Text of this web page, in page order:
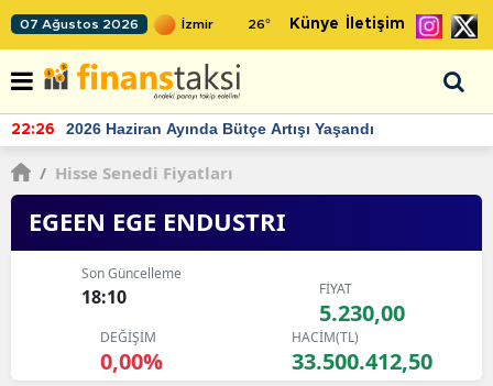
07 Ağustos 2026 26° Künye İletişim
22:24 TCMB'nin rezervlerinde artan momentum devam ediyor
/ Hisse Senedi Fiyatları
EGEEN EGE ENDUSTRI
Son Güncelleme
18:10 FİYAT
5.230,00
DEĞİŞİM
0,00%
HACİM(TL)
33.500.412,50